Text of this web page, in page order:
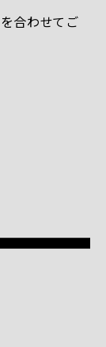
を合わせてご